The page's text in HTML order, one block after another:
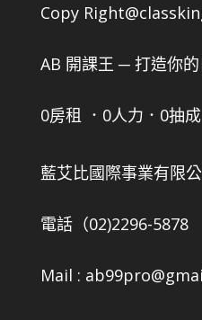
Copy
AB 開課王 ─ 打造你
0房租 ．0人力．0抽
藍艾比國際事業有限
電話（02)2296-5878
Mail :